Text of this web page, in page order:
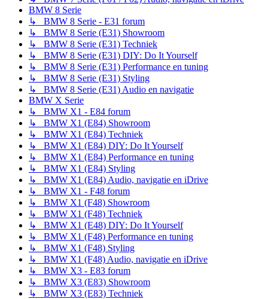
BMW 8 Serie
↳ BMW 8 Serie - E31 forum
↳ BMW 8 Serie (E31) Showroom
↳ BMW 8 Serie (E31) Techniek
↳ BMW 8 Serie (E31) DIY: Do It Yourself
↳ BMW 8 Serie (E31) Performance en tuning
↳ BMW 8 Serie (E31) Styling
↳ BMW 8 Serie (E31) Audio en navigatie
BMW X Serie
↳ BMW X1 - E84 forum
↳ BMW X1 (E84) Showroom
↳ BMW X1 (E84) Techniek
↳ BMW X1 (E84) DIY: Do It Yourself
↳ BMW X1 (E84) Performance en tuning
↳ BMW X1 (E84) Styling
↳ BMW X1 (E84) Audio, navigatie en iDrive
↳ BMW X1 - F48 forum
↳ BMW X1 (F48) Showroom
↳ BMW X1 (F48) Techniek
↳ BMW X1 (E48) DIY: Do It Yourself
↳ BMW X1 (F48) Performance en tuning
↳ BMW X1 (F48) Styling
↳ BMW X1 (F48) Audio, navigatie en iDrive
↳ BMW X3 - E83 forum
↳ BMW X3 (E83) Showroom
↳ BMW X3 (E83) Techniek